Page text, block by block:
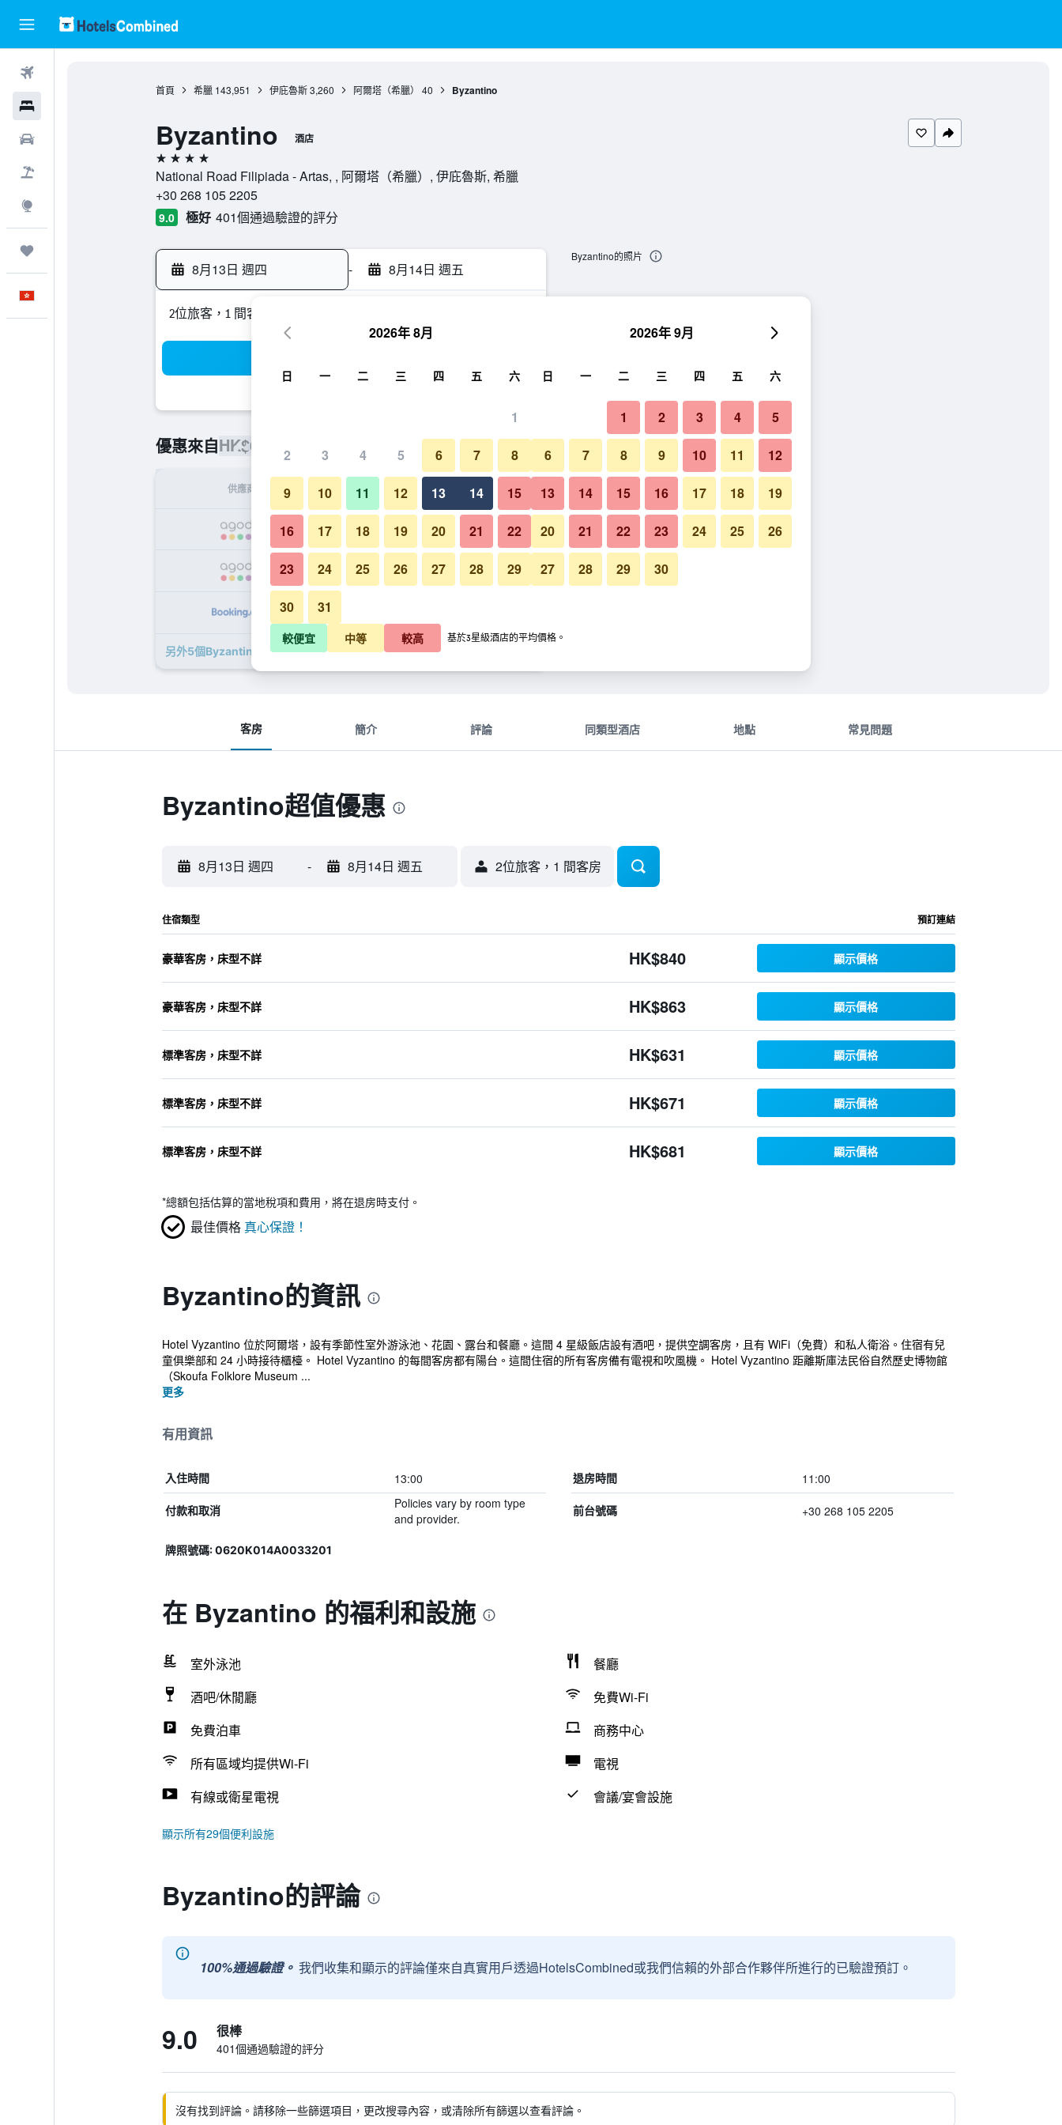
首頁 希臘 143,951 伊庇魯斯 3,260 阿爾塔（希臘） 40 Byzantino
Byzantino 酒店
4星級
National Road Filipiada - Artas, , 阿爾塔（希臘）, 伊庇魯斯, 希臘
+30 268 105 2205
9.0 極好 401個通過驗證的評分
8月13日 週四 - 8月14日 週五
2位旅客，1 間客房
優惠來自HK$631
供應商 每晚總額
HK$631 查看優惠
HK$671 查看優惠
另外5個Byzantino​的優惠
Byzantino的照片
客房 簡介 評論 同類型酒店 地點 常見問題
Byzantino超值優惠
8月13日 週四 - 8月14日 週五 2位旅客，1 間客房
住宿類型 預訂連結
豪華客房，床型不詳 HK$840 顯示價格
豪華客房，床型不詳 HK$863 顯示價格
標準客房，床型不詳 HK$631 顯示價格
標準客房，床型不詳 HK$671 顯示價格
標準客房，床型不詳 HK$681 顯示價格
*總額包括估算的當地稅項和費用，將在退房時支付。
最佳價格 真心保證！
Byzantino的資訊
Hotel Vyzantino 位於阿爾塔，設有季節性室外游泳池、花園、露台和餐廳。這間 4 星級飯店設有酒吧，提供空調客房，且有 WiFi（免費）和私人衛浴。住宿有兒
童俱樂部和 24 小時接待櫃檯。 Hotel Vyzantino 的每間客房都有陽台。這間住宿的所有客房備有電視和吹風機。 Hotel Vyzantino 距離斯庫法民俗自然歷史博物館
（Skoufa Folklore Museum ...
更多
有用資訊
入住時間 13:00 退房時間 11:00
付款和取消
Policies vary by room type
and provider.
前台號碼 +30 268 105 2205
牌照號碼: 0620Κ014Α0033201
在 Byzantino 的福利和設施
室外泳池
餐廳
酒吧/休閒廳
免費Wi-Fi
免費泊車
商務中心
所有區域均提供Wi-Fi
電視
有線或衛星電視
會議/宴會設施
顯示所有29個便利設施
Byzantino的評論
100%通過驗證。 我們收集和顯示的評論僅來自真實用戶透過HotelsCombined或我們信賴的外部合作夥伴所進行的已驗證預訂。
9.0 很棒
401個通過驗證的評分
沒有找到評論。請移除一些篩選項目，更改搜尋內容，或清除所有篩選以查看評論。
2026年 8月
日 一 二 三 四 五 六
1
2 3 4 5 6 7 8
9 10 11 12 13 14 15
16 17 18 19 20 21 22
23 24 25 26 27 28 29
30 31
2026年 9月
日 一 二 三 四 五 六
1 2 3 4 5
6 7 8 9 10 11 12
13 14 15 16 17 18 19
20 21 22 23 24 25 26
27 28 29 30
較便宜 中等 較高 基於3星級酒店的平均價格。